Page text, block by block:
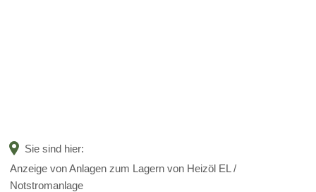
Organigramm
Sie sind hier:
Anzeige von Anlagen zum Lagern von Heizöl EL /
Notstromanlage